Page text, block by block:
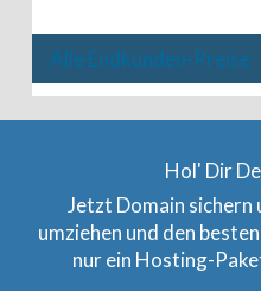
Alle Endkunden-Preise
Hol' Dir
Jetzt Domain sichern
umziehen und den
nur ein Hosting-